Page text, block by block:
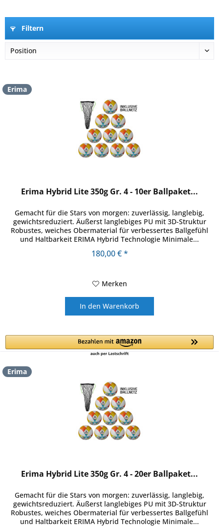
Filtern
Erima
Erima Hybrid Lite 350g Gr. 4 - 10er Ballpaket...
Gemacht für die Stars von morgen: zuverlässig, langlebig,
gewichtsreduziert. Äußerst langlebiges PU mit 3D-Struktur
Robustes, weiches Obermaterial für verbessertes Ballgefühl
und Haltbarkeit ERIMA Hybrid Technologie Minimale...
180,00 € *
Merken
In den Warenkorb
Erima
Erima Hybrid Lite 350g Gr. 4 - 20er Ballpaket...
Gemacht für die Stars von morgen: zuverlässig, langlebig,
gewichtsreduziert. Äußerst langlebiges PU mit 3D-Struktur
Robustes, weiches Obermaterial für verbessertes Ballgefühl
und Haltbarkeit ERIMA Hybrid Technologie Minimale...